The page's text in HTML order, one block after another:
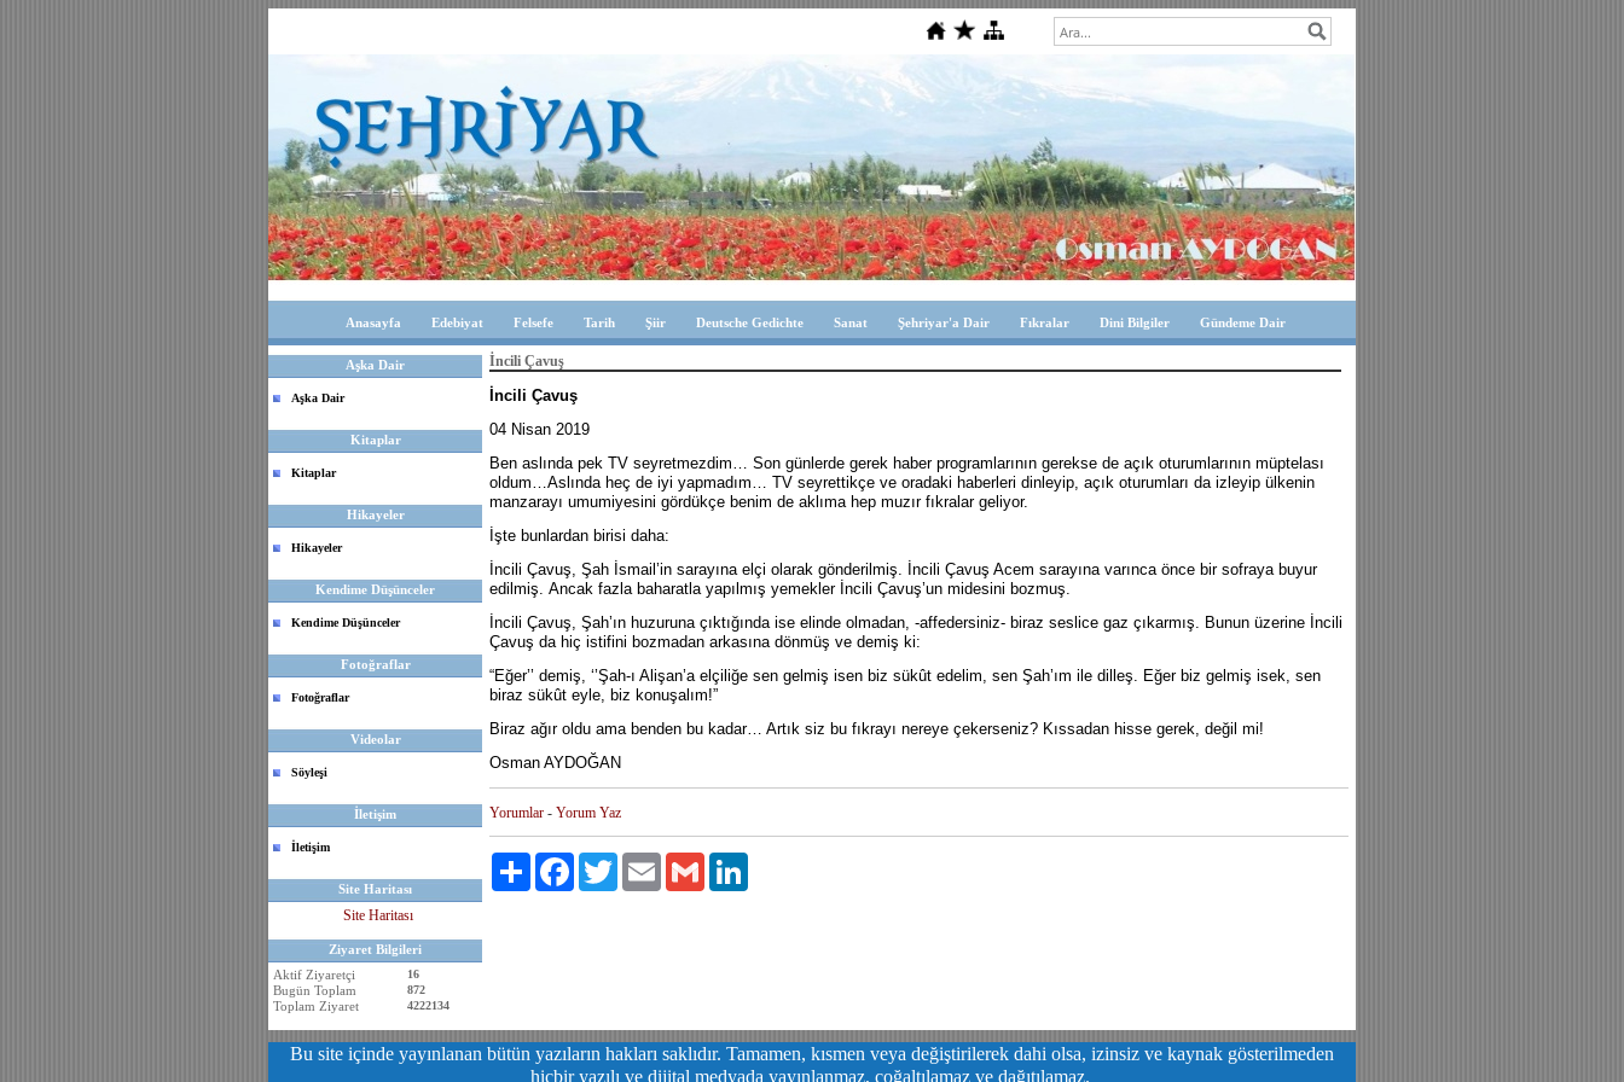
Anasayfa Edebiyat Felsefe Tarih Şiir Deutsche Gedichte Sanat Şehriyar'a Dair Fıkralar Dini Bilgiler Gündeme Dair
Aşka Dair
Aşka Dair
Kitaplar
Kitaplar
Hikayeler
Hikayeler
Kendime Düşünceler
Kendime Düşünceler
Fotoğraflar
Fotoğraflar
Videolar
Söyleşi
İletişim
İletişim
Site Haritası
Site Haritası
Ziyaret Bilgileri
Aktif Ziyaretçi
16
Bugün Toplam 872
Toplam Ziyaret 4222134
İncili Çavuş
İncili Çavuş
04 Nisan 2019
Ben aslında pek TV seyretmezdim… Son günlerde gerek haber programlarının gerekse de açık oturumlarının müptelası
oldum…Aslında heç de iyi yapmadım… TV seyrettikçe ve oradaki haberleri dinleyip, açık oturumları da izleyip ülkenin
manzarayı umumiyesini gördükçe benim de aklıma hep muzır fıkralar geliyor.
İşte bunlardan birisi daha:
İncili Çavuş, Şah İsmail’in sarayına elçi olarak gönderilmiş. İncili Çavuş Acem sarayına varınca önce bir sofraya buyur
edilmiş. Ancak fazla baharatla yapılmış yemekler İncili Çavuş’un midesini bozmuş.
İncili Çavuş, Şah’ın huzuruna çıktığında ise elinde olmadan, -affedersiniz- biraz seslice gaz çıkarmış. Bunun üzerine İncili
Çavuş da hiç istifini bozmadan arkasına dönmüş ve demiş ki:
“Eğer’’ demiş, ‘’Şah-ı Alişan’a elçiliğe sen gelmiş isen biz sükût edelim, sen Şah’ım ile dilleş. Eğer biz gelmiş isek, sen
biraz sükût eyle, biz konuşalım!”
Biraz ağır oldu ama benden bu kadar… Artık siz bu fıkrayı nereye çekerseniz? Kıssadan hisse gerek, değil mi!
Osman AYDOĞAN
Yorumlar - Yorum Yaz
Paylaş FacebookTwitter Email Gmail
Bu site içinde yayınlanan bütün yazıların hakları saklıdır. Tamamen, kısmen veya değiştirilerek dahi olsa, izinsiz ve kaynak gösterilmeden
hiçbir yazılı ve dijital medyada yayınlanmaz, çoğaltılamaz ve dağıtılamaz.